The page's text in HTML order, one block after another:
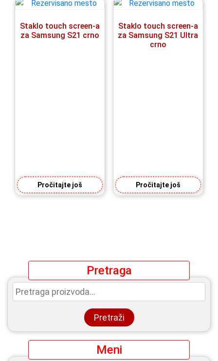
Staklo touch screen-a
za Samsung S21 crno
Pročitajte još
Staklo touch screen-a
za Samsung S21 Ultra
crno
Pročitajte još
Pretraga
Pretraga
za:
Pretraži
Meni